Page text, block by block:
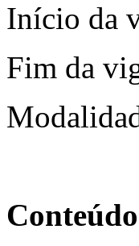
Início da
Fim da